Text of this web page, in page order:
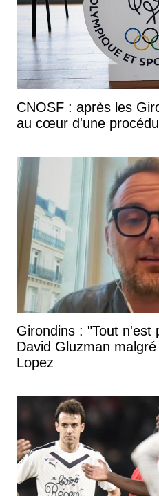
CNOSF : après les
au cœur d'une
Girondins : "Tout n'est
David Gluzman
Lopez